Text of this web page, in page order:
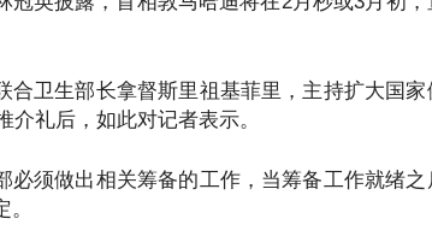
合卫生部长拿督斯里祖基菲里，主持扩大国
介礼后，如此对记者表示。
必须做出相关筹备的工作，当筹备工作就绪